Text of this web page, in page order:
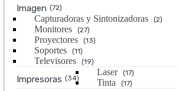
Imagen (72)
Capturadoras y Sintonizadoras (2)
Monitores (27)
Proyectores (13)
Soportes (11)
Televisores (19)
Impresoras (34)
Laser (17)
Tinta (17)